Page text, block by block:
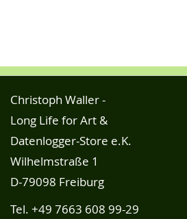
Christoph Waller -
Long Life for Art &
Datenlogger-Store e.K.
Wilhelmstraße 1
D-79098 Freiburg
Tel. +49 7663 608 99-29